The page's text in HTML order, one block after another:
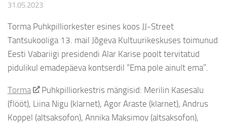
31.05.2023
Torma Puhkpilliorkester esines koos JJ-Street
Tantsukooliga 13. mail Jõgeva Kultuurikeskuses toimunud
Eesti Vabariigi presidendi Alar Karise poolt tervitatud
pidulikul emadepäeva kontserdil “Ema pole ainult ema”.
Torma
Puhkpilliorkestris mängisid: Merilin Kasesalu
(flööt), Liina Nigu (klarnet), Agor Araste (klarnet), Andrus
Koppel (altsaksofon), Annika Maksimov (altsaksofon),